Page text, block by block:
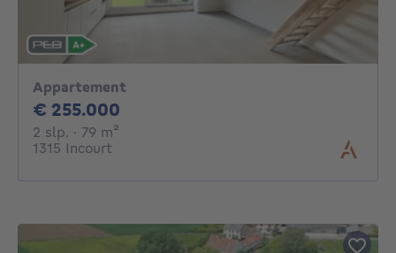
Appartement
€ 255.000
2 slp. 2 slaapkamers
· 79 m²
1315 Incourt